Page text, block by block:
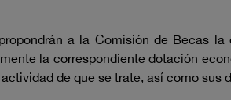
a la Comisión de Becas
la correspondiente dotación
de que se trate, así como sus